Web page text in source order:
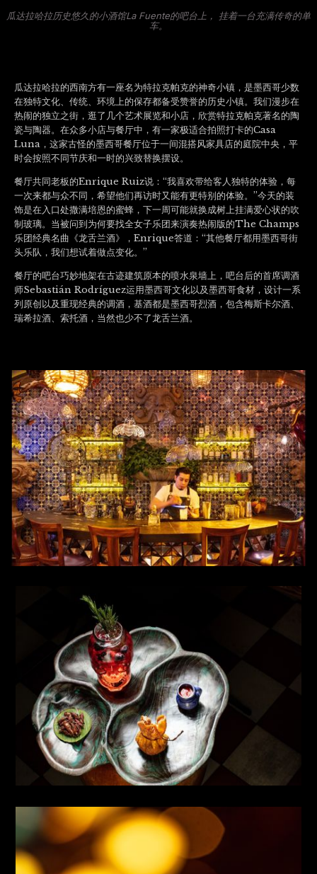
瓜达拉哈拉历史悠久的小酒馆La Fuente的吧台上， 挂着一台充满传奇的单
车。
瓜达拉哈拉的西南方有一座名为特拉克帕克的神奇小镇，是墨西哥少数
在独特文化、传统、环境上的保存都备受赞誉的历史小镇。我们漫步在
热闹的独立之街，逛了几个艺术展览和小店，欣赏特拉克帕克著名的陶
瓷与陶器。在众多小店与餐厅中，有一家极适合拍照打卡的Casa
Luna，这家古怪的墨西哥餐厅位于一间混搭风家具店的庭院中央，平
时会按照不同节庆和一时的兴致替换摆设。
餐厅共同老板的Enrique Ruiz说：“我喜欢带给客人独特的体验，每
一次来都与众不同，希望他们再访时又能有更特别的体验。”今天的装
饰是在入口处撒满培恩的蜜蜂，下一周可能就换成树上挂满爱心状的吹
制玻璃。当被问到为何要找全女子乐团来演奏热闹版的The Champs
乐团经典名曲《龙舌兰酒》，Enrique答道：“其他餐厅都用墨西哥街
头乐队，我们想试着做点变化。”
餐厅的吧台巧妙地架在古迹建筑原本的喷水泉墙上，吧台后的首席调酒
师Sebastián Rodríguez运用墨西哥文化以及墨西哥食材，设计一系
列原创以及重现经典的调酒，基酒都是墨西哥烈酒，包含梅斯卡尔酒、
瑞希拉酒、索托酒，当然也少不了龙舌兰酒。